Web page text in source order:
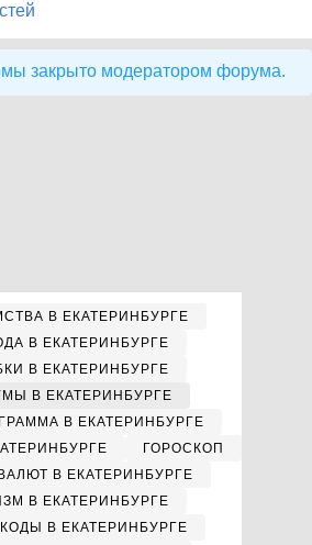
закрыто модератором форума.
В ЕКАТЕРИНБУРГЕ
В ЕКАТЕРИНБУРГЕ
В ЕКАТЕРИНБУРГЕ
В ЕКАТЕРИНБУРГЕ
В ЕКАТЕРИНБУРГЕ
ГОРОСКОП
В ЕКАТЕРИНБУРГЕ
В ЕКАТЕРИНБУРГЕ
В ЕКАТЕРИНБУРГЕ